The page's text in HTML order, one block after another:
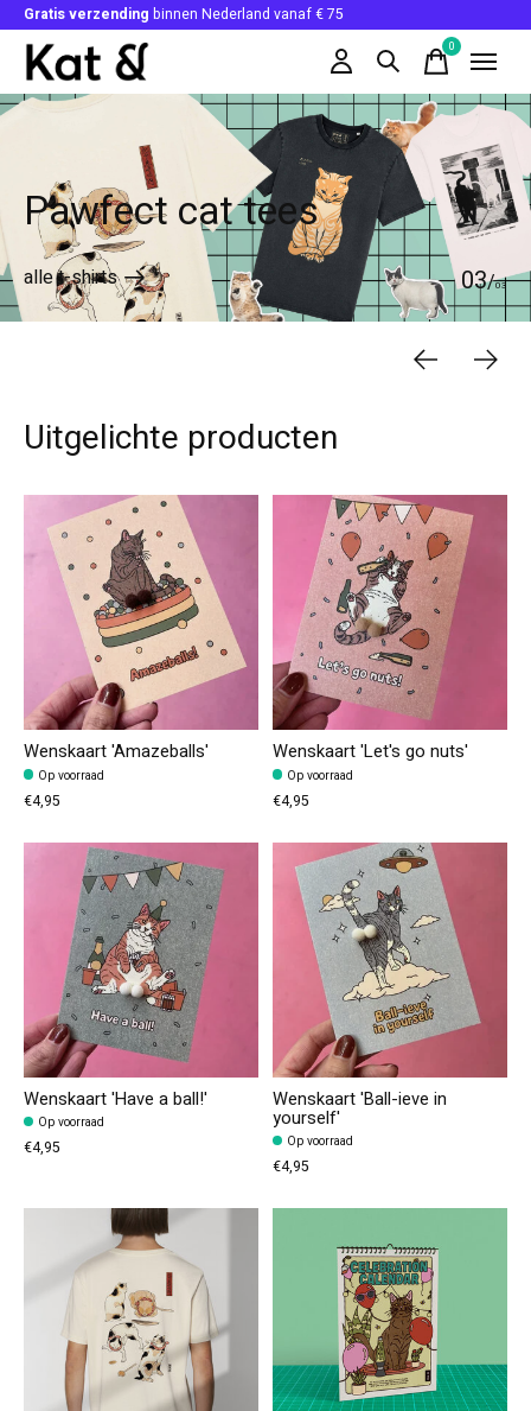
Gratis verzending binnen Nederland vanaf € 75
0items
Hero banner Items
Pawfect cat tees
alle t-shirts 03/03
Uitgelichte producten
Wenskaart 'Amazeballs'
Op voorraad
€4,95
Wenskaart 'Let's go nuts'
Op voorraad
€4,95
Wenskaart 'Have a ball!'
Op voorraad
€4,95
Wenskaart 'Ball-ieve in
yourself'
Op voorraad
€4,95